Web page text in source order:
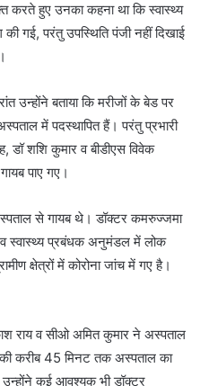
करते हुए उनका कहना था कि स्वास्थ्य
की गई, परंतु उपस्थिति पंजी नहीं दिखाई
उन्होंने बताया कि मरीजों के बेड पर
में पदस्थापित हैं। परंतु प्रभारी
डॉ शशि कुमार व बीडीएस विवेक
पाए गए।
से गायब थे। डॉक्टर कमरुज्जमा
व स्वास्थ्य प्रबंधक अनुमंडल में लोक
क्षेत्रों में कोरोना जांच में गए है।
राय व सीओ अमित कुमार ने अस्पताल
करीब 45 मिनट तक अस्पताल का
उन्होंने कई आवश्यक भी डॉक्टर